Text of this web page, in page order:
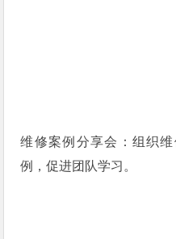
维修案例分享会：组织
例，促进团队学习。